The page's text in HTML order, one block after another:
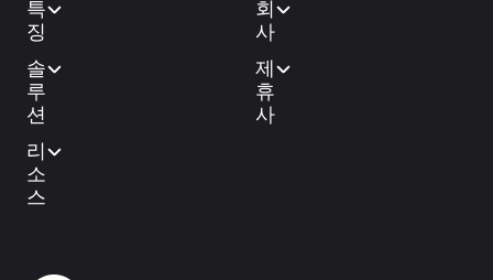
특
징
솔
루
션
리
소
스
회
사
제
휴
사